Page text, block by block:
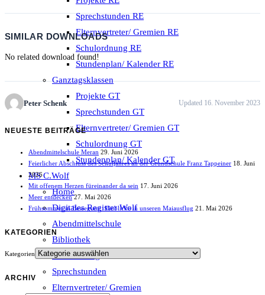
Sprechstunden RE
Elternvertreter/ Gremien RE
Schulordnung RE
Stundenplan/ Kalender RE
Ganztagsklassen
Projekte GT
Sprechstunden GT
Elternvertreter/ Gremien GT
Schulordnung GT
Stundenplan/ Kalender GT
MS C.Wolf
Home
Digitales Register Wolf
Abendmittelschule
Bibliothek
Schulzeitung
Sprechstunden
Elternvertreter/ Gremien
SIMILAR DOWNLOADS
No related download found!
Peter Schenk Updated 16. November 2023
NEUESTE BEITRÄGE
Abendmittelschule Meran 29. Juni 2026
Feierlicher Abschluss des Schuljahres an der Grundschule Franz Tappeiner 18. Juni
2026
Mit offenem Herzen füreinander da sein 17. Juni 2026
Meer entdecken 27. Mai 2026
Frühsommer in Bewegung: Einblicke in unseren Maiausflug 21. Mai 2026
KATEGORIEN
Kategorien
ARCHIV